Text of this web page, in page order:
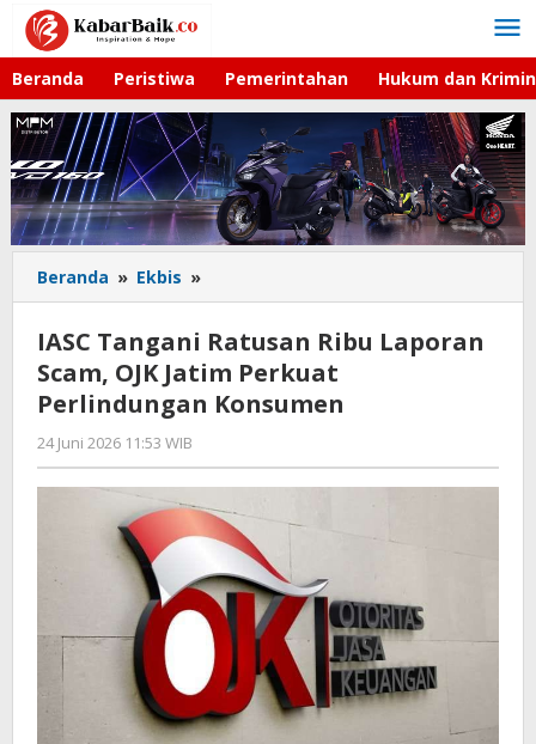
Lewati
konten
Beranda Peristiwa Pemerintahan Hukum dan
Beranda » Ekbis »
Tangani
Ribu
Laporan
Scam,
Perlindungan
Konsumen
IASC Tangani Ratusan Ribu Laporan
Scam, OJK Jatim Perkuat
Perlindungan Konsumen
24 Juni 2026 11:53 WIB
Imam
WD